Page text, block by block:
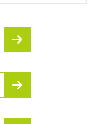
В наличии